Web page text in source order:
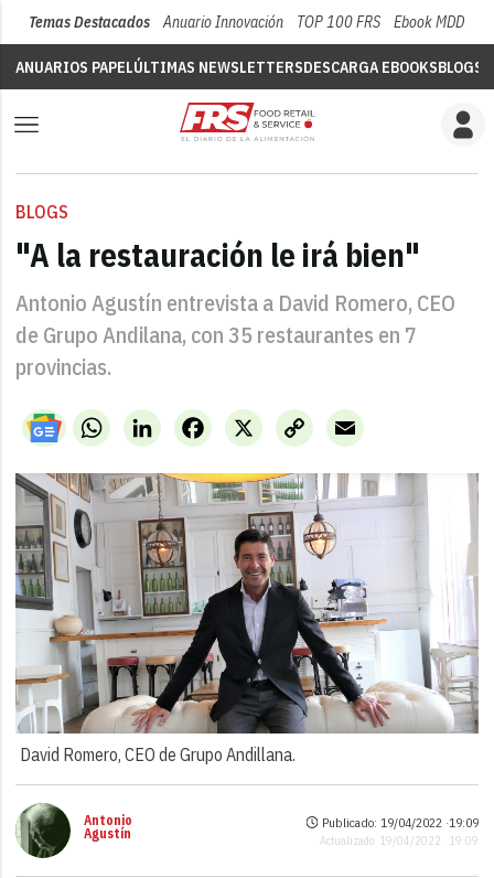
Temas Destacados Anuario Innovación TOP 100 FRS Ebook MDD
ANUARIOS PAPELÚLTIMAS NEWSLETTERSDESCARGA EBOOKSBLOGS
BLOGS
"A la restauración le irá bien"
Antonio Agustín entrevista a David Romero, CEO
de Grupo Andilana, con 35 restaurantes en 7
provincias.
WhatsAppLinkedIn X
Facebook
Copy
Link
Email
David Romero, CEO de Grupo Andillana.
Antonio
Agustín
Publicado: 19/04/2022 ·19:09
Actualizado: 19/04/2022 · 19:09